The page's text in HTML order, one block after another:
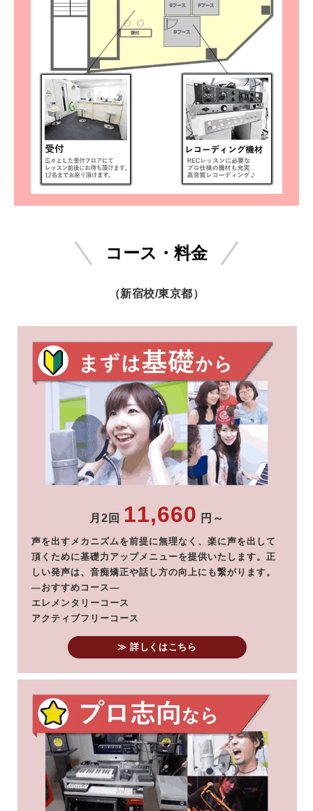
コース・料金
（新宿校/東京都）
月2回 11,660 円～
声を出すメカニズムを前提に無理なく、楽に声を出して
頂くために基礎力アップメニューを提供いたします。正
しい発声は、音痴矯正や話し方の向上にも繋がります。
―おすすめコース―
エレメンタリーコース
アクティブフリーコース
≫ 詳しくはこちら